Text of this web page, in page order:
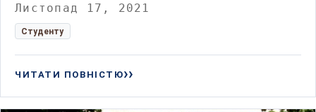
Листопад 17, 2021
Студенту
ЧИТАТИ ПОВНІСТЮ